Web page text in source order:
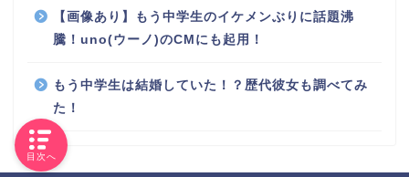
【画像あり】もう中学生のイケメンぶりに話題沸
騰！uno(ウーノ)のCMにも起用！
もう中学生は結婚していた！？歴代彼女も調べてみ
た！
目次へ